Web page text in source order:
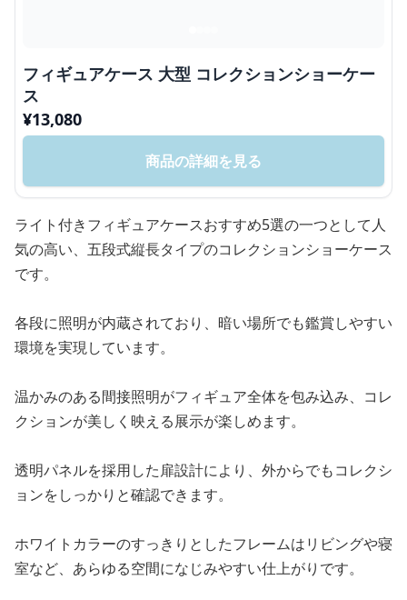
フィギュアケース 大型 コレクションショーケー
ス
¥13,080
商品の詳細を見る
ライト付きフィギュアケースおすすめ5選の一つとして人
気の高い、五段式縦長タイプのコレクションショーケース
です。
各段に照明が内蔵されており、暗い場所でも鑑賞しやすい
環境を実現しています。
温かみのある間接照明がフィギュア全体を包み込み、コレ
クションが美しく映える展示が楽しめます。
透明パネルを採用した扉設計により、外からでもコレクシ
ョンをしっかりと確認できます。
ホワイトカラーのすっきりとしたフレームはリビングや寝
室など、あらゆる空間になじみやすい仕上がりです。